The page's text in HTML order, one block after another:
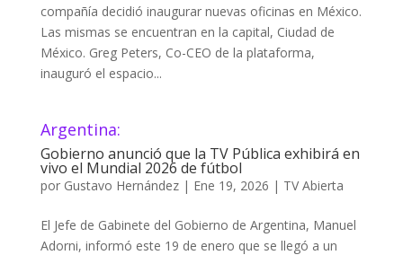
compañía decidió inaugurar nuevas oficinas en México.
Las mismas se encuentran en la capital, Ciudad de
México. Greg Peters, Co-CEO de la plataforma,
inauguró el espacio...
Argentina:
Gobierno anunció que la TV Pública exhibirá en
vivo el Mundial 2026 de fútbol
por Gustavo Hernández| Ene 19, 2026 | TV Abierta
El Jefe de Gabinete del Gobierno de Argentina, Manuel
Adorni, informó este 19 de enero que se llegó a un